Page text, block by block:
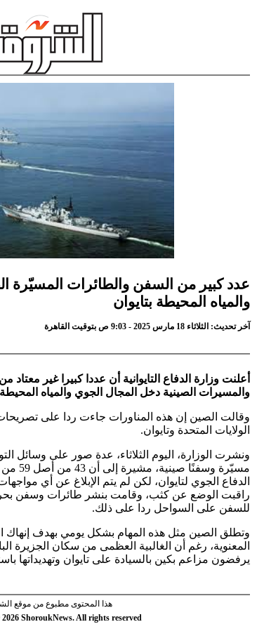
عدد كبير من السفن والطائرات المسيّرة
والمياه المحيطة بتايوان
آخر تحديث: الثلاثاء 18 مارس 2025 - 9:03 ص بتوقيت القاهرة
أعلنت وزارة الدفاع التايوانية أن عددا كبيرا غير
والمسيرات الصينية دخل المجال الجوي والمياه المحيطة
وقالت الصين إن هذه المناورات جاءت ردا على
الولايات المتحدة وتايوان.
ونشرت الوزارة، اليوم الثلاثاء، عدة صور على وسائل
مسيّرة
الدفاع الجوي لتايوان، لكن لم يتم الإبلاغ عن أي
راقبت الوضع عن كثب، وقامت بنشر طائرات وسفن
للسفن على السواحل ردا على ذلك.
وتطلق الصين مثل هذه المهام بشكل يومي بهدف إنهاك
يرفضون مزاعم بكين بالسيادة على تايوان وتهديداتها
هذا المحتوى مطبوع من موقع
ShoroukNews. All rights reserved